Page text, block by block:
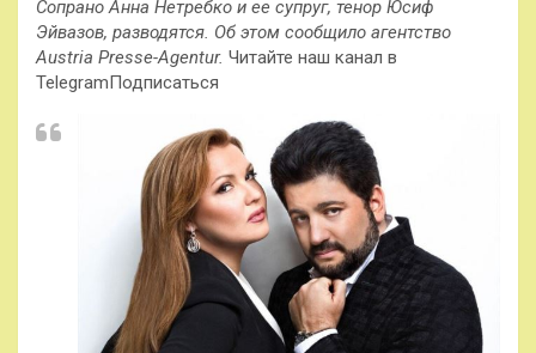
Сопрано Анна Нетребко и ее супруг, тенор Юсиф
Эйвазов, разводятся. Об этом сообщило агентство
Austria Presse-Agentur. Читайте наш канал в
TelegramПодписаться